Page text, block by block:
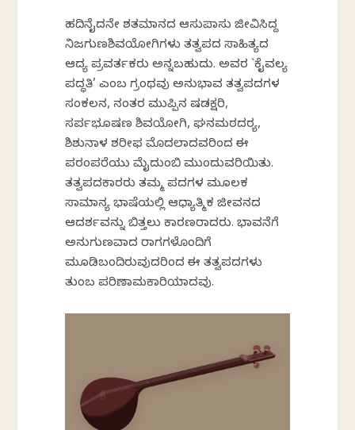
ಹದಿನೈದನೇ ಶತಮಾನದ ಆಸುಪಾಸು ಜೀವಿಸಿದ್ದ
ನಿಜಗುಣಶಿವಯೋಗಿಗಳು ತತ್ವಪದ ಸಾಹಿತ್ಯದ
ಆದ್ಯ ಪ್ರವರ್ತಕರು ಅನ್ನಬಹುದು. ಅವರ `ಕೈವಲ್ಯ
ಪದ್ಧತಿ’ ಎಂಬ ಗ್ರಂಥವು ಅನುಭಾವ ತತ್ವಪದಗಳ
ಸಂಕಲನ, ನಂತರ ಮುಪ್ಪಿನ ಷಡಕ್ಷರಿ,
ಸರ್ಪಭೂಷಣ ಶಿವಯೋಗಿ, ಘನಮಠದರ‍್ಯ,
ಶಿಶುನಾಳ ಶರೀಫ ಮೊದಲಾದವರಿಂದ ಈ
ಪರಂಪರೆಯು ಮೈದುಂಬಿ ಮುಂದುವರಿಯಿತು.
ತತ್ವಪದಕಾರರು ತಮ್ಮ ಪದಗಳ ಮೂಲಕ
ಸಾಮಾನ್ಯ ಭಾಷೆಯಲ್ಲಿ ಆಧ್ಯಾತ್ಮಿಕ ಜೀವನದ
ಆದರ್ಶವನ್ನು ಬಿತ್ತಲು ಕಾರಣರಾದರು. ಭಾವನೆಗೆ
ಅನುಗುಣವಾದ ರಾಗಗಳೊಂದಿಗೆ
ಮೂಡಿಬಂದಿರುವುದರಿಂದ ಈ ತತ್ವಪದಗಳು
ತುಂಬ ಪರಿಣಾಮಕಾರಿಯಾದವು.